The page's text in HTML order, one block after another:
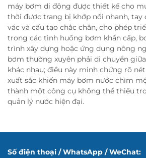
máy bơm di động được thiết kế cho
thời được trang bị khớp nối nhanh, tay
vác và cấu tạo chắc chắn, cho phép
trong các tình huống bơm khẩn cấp,
trình xây dựng hoặc ứng dụng nông
bơm thường xuyên phải di chuyển
khác nhau; điều này minh chứng rõ
xuất sắc khiến máy bơm nước chìm
thành một công cụ không thể thiếu
quản lý nước hiện đại.
Số điện thoại / WhatsApp / WeChat: